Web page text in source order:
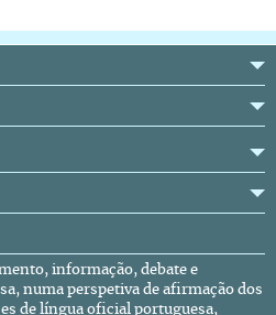
informação, debate e
numa perspetiva de afirmação dos
de língua oficial portuguesa,